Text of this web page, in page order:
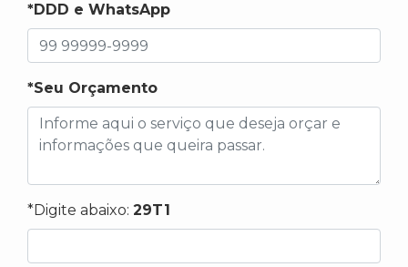
*DDD e WhatsApp
*Seu Orçamento
*Digite abaixo: 29T1